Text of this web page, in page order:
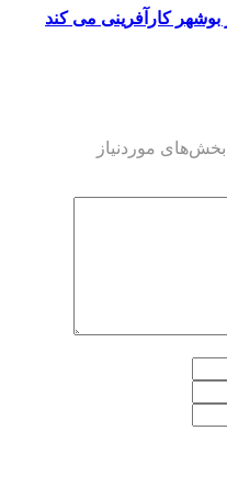
کارآفرینی می کند
بخش‌های موردنیاز